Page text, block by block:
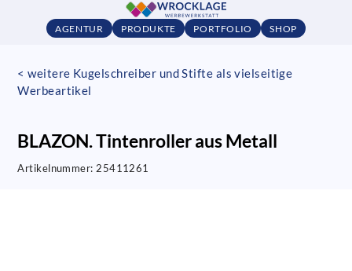
AGENTUR PRODUKTE PORTFOLIO SHOP
< weitere Kugelschreiber und Stifte als vielseitige
Werbeartikel
BLAZON. Tintenroller aus Metall
Artikelnummer: 25411261